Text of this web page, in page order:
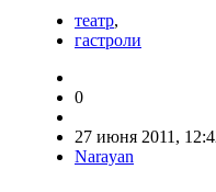
театр,
гастроли
0
27 июня 2011,
Narayan